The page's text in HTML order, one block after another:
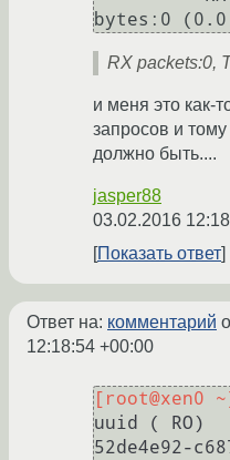
RX packets:0,
и меня это как-
запросов и
должно быть....
jasper88
03.02.2016
Показать ответ
Ответ на: комментарий
12:18:54 +00:00
[root@xen0
uuid (
52de4e92-